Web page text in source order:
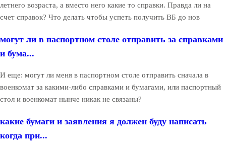
летнего возраста, а вместо него какие то справки. Правда ли на
счет справок? Что делать чтобы успеть получить ВБ до нов
могут ли в паспортном столе отправить за справками
и бума...
И еще: могут ли меня в паспортном столе отправить сначала в
военкомат за какими-либо справками и бумагами, или паспортный
стол и военкомат нынче никак не связаны?
какие бумаги и заявления я должен буду написать
когда при...